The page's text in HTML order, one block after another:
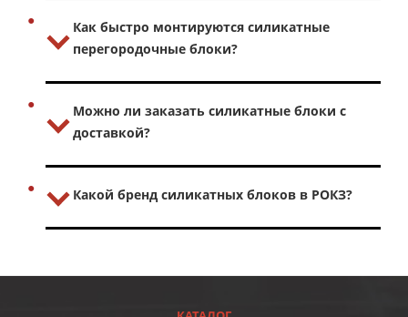
Как быстро монтируются силикатные
перегородочные блоки?
Можно ли заказать силикатные блоки с
доставкой?
Какой бренд силикатных блоков в РОКЗ?